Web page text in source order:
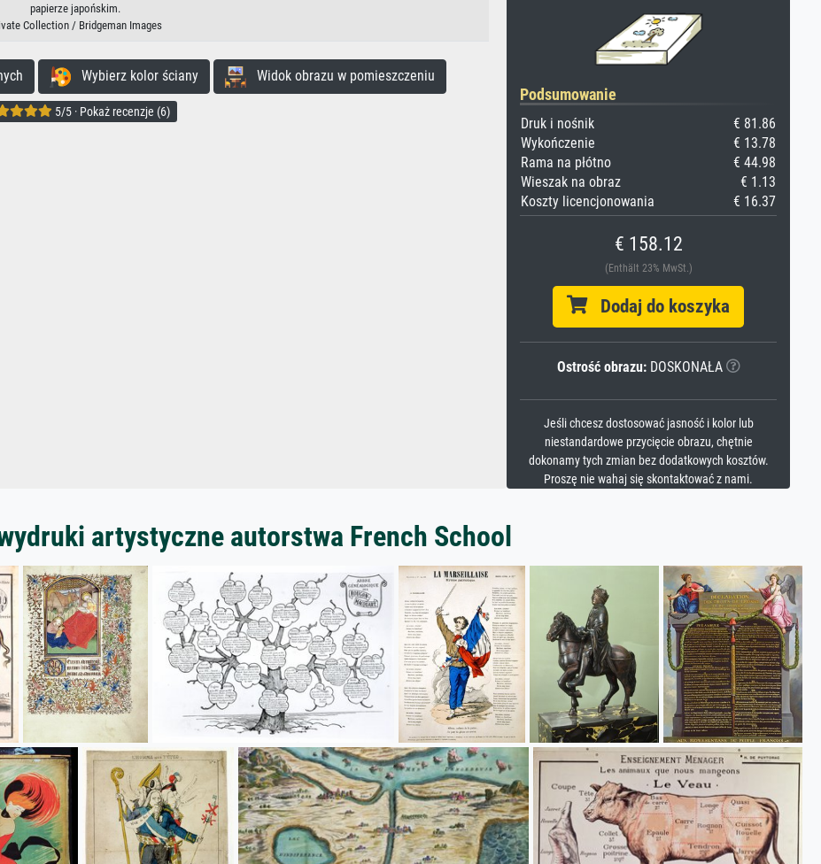
papierze japońskim.
Collection / Bridgeman Images
Wybierz kolor ściany Widok obrazu w pomieszczeniu
5/5 · Pokaż recenzje (6)
Podsumowanie
Druk i nośnik
€ 81.86
Wykończenie
€ 13.78
Rama na płótno
€ 44.98
Wieszak na obraz
€ 1.13
Koszty licencjonowania
€ 16.37
€ 158.12
(Enthält 23% MwSt.)
Dodaj do koszyka
Ostrość obrazu:DOSKONAŁA
Jeśli chcesz dostosować jasność i kolor lub
niestandardowe przycięcie obrazu, chętnie
dokonamy tych zmian bez dodatkowych kosztów.
Proszę nie wahaj się skontaktować z nami.
artystyczne autorstwa French School